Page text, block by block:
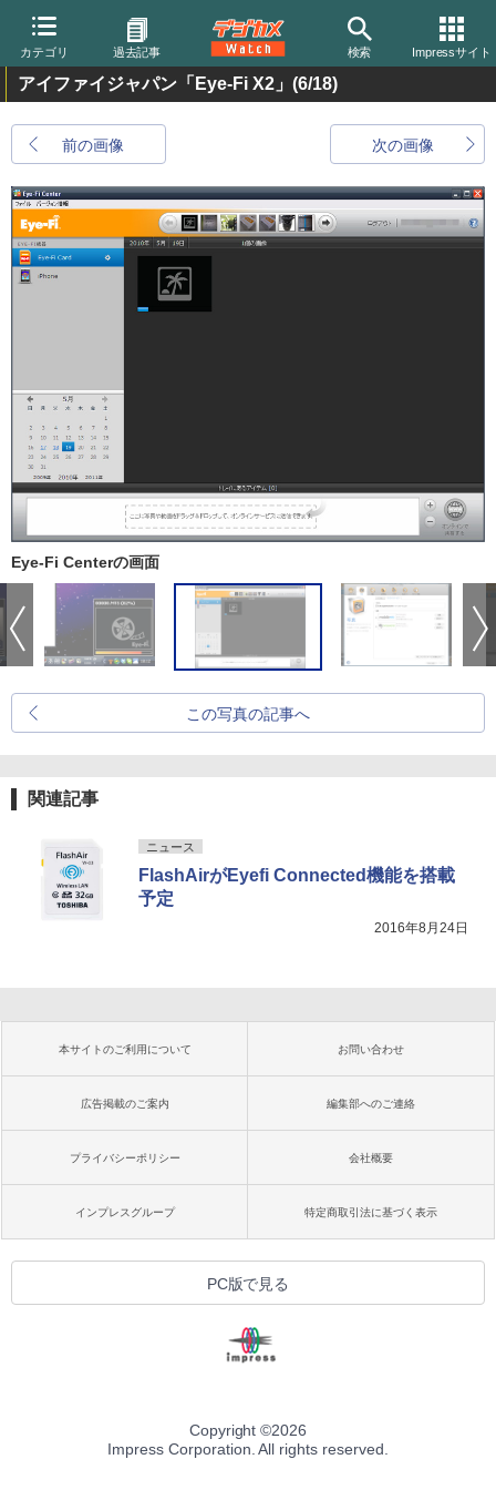
カテゴリ 過去記事 検索 Impressサイト
アイファイジャパン「Eye-Fi X2」 (6/18)
前の画像 次の画像
Eye-Fi Centerの画面
この写真の記事へ
関連記事
ニュース
FlashAirがEyefi Connected機能を搭載
予定
2016年8月24日
本サイトのご利用について お問い合わせ
広告掲載のご案内 編集部へのご連絡
プライバシーポリシー 会社概要
インプレスグループ 特定商取引法に基づく表示
PC版で見る
Copyright ©2026
Impress Corporation. All rights reserved.